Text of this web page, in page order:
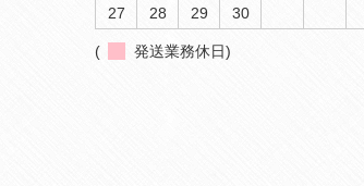
27
28 29 30
( 発送業務休日)